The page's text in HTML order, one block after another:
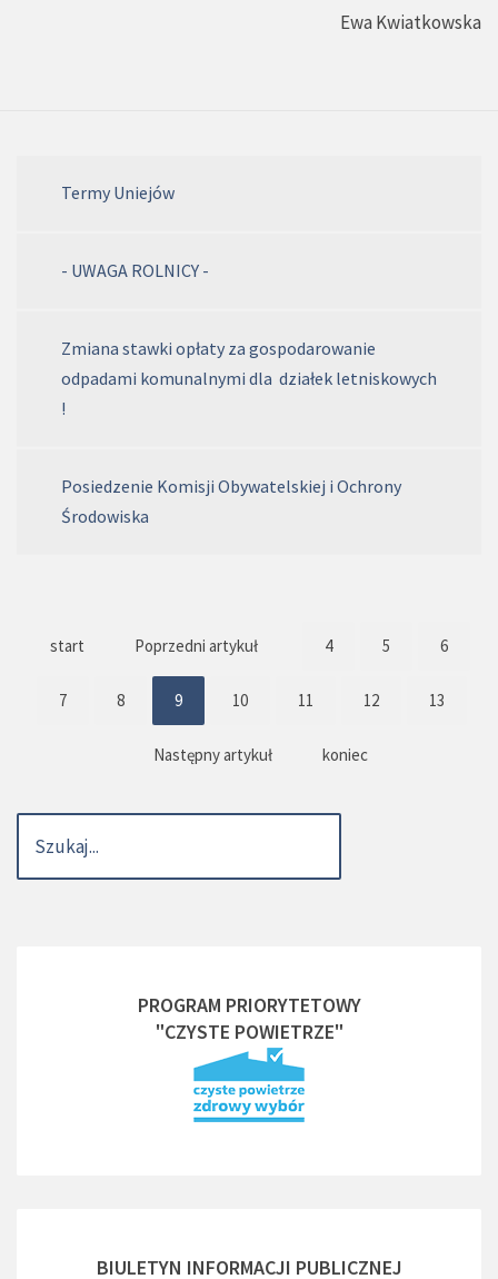
Ewa Kwiatkowska
Termy Uniejów
- UWAGA ROLNICY -
Zmiana stawki opłaty za gospodarowanie
odpadami komunalnymi dla działek letniskowych
!
Posiedzenie Komisji Obywatelskiej i Ochrony
Środowiska
start Poprzedni artykuł 4 5 6
7 8 9 10 11 12 13
Następny artykuł koniec
PROGRAM PRIORYTETOWY
"CZYSTE POWIETRZE"
BIULETYN INFORMACJI PUBLICZNEJ